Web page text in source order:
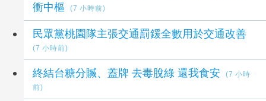
衝中樞
(7 小時前)
民眾黨桃園隊主張交通罰鍰全數用於交通改善
(7 小時前)
終結台糖分贓、蓋牌 去毒脫綠 還我食安
(7 小時
前)